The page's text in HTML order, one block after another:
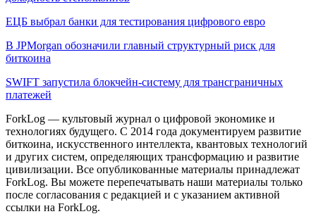
ЕЦБ выбрал банки для тестирования цифрового евро
В JPMorgan обозначили главный структурный риск для
биткоина
SWIFT запустила блокчейн-систему для трансграничных
платежей
ForkLog — культовый журнал о цифровой экономике и
технологиях будущего. С 2014 года документируем развитие
биткоина, искусственного интеллекта, квантовых технологий
и других систем, определяющих трансформацию и развитие
цивилизации. Все опубликованные материалы принадлежат
ForkLog. Вы можете перепечатывать наши материалы только
после согласования с редакцией и с указанием активной
ссылки на ForkLog.